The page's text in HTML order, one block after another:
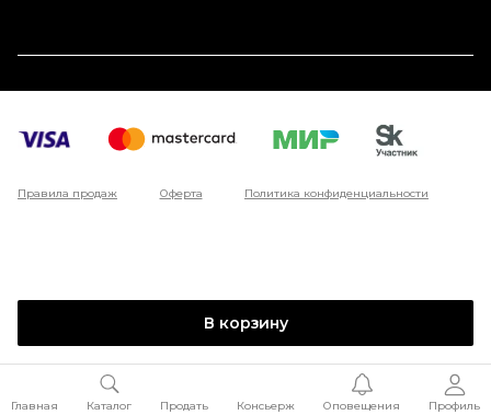
В корзину
Правила продаж Оферта Политика конфиденциальности
Главная Каталог Продать Консьерж Оповещения Профиль